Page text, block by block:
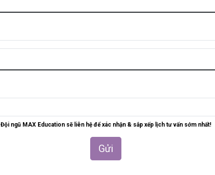
Đội ngũ MAX Education sẽ liên hệ để xác nhận & sắp xếp lịch tư vấn sớm nhất!
Gửi